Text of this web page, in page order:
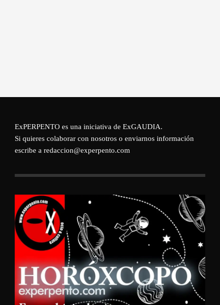
ExPERPENTO es una iniciativa de ExGAUDIA.
Si quieres colaborar con nosotros o enviarnos información
escribe a redaccion@experpento.com